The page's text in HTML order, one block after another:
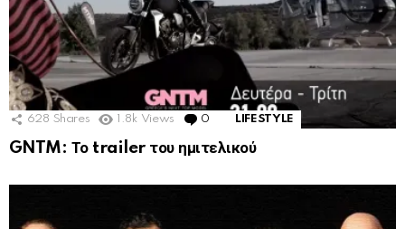
628 Shares 1.8k Views 0 Comments
LIFESTYLE
GNTM: Το trailer του ημιτελικού